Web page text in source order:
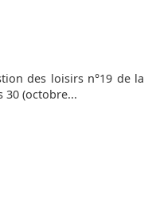
des loisirs n°19 de la
30 (octobre...